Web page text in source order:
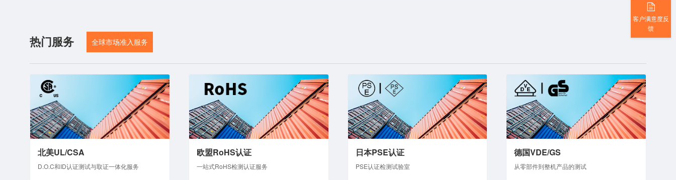
热门服务 全球市场准入服务
北美UL/CSA
D.O.C和ID认证测试与取证一体化服务
欧盟RoHS认证
一站式RoHS检测认证服务
日本PSE认证
PSE认证检测试验室
德国VDE/GS
从零部件到整机产品的测试
客户满意度反
馈